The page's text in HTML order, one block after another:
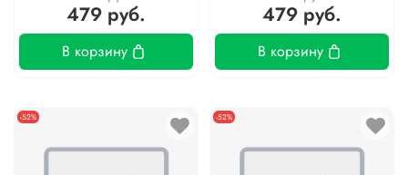
479 руб.
В корзину
479 руб.
В корзину
-52% -52%